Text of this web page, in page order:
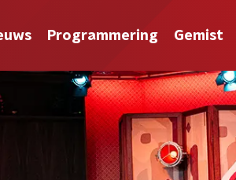
Programmering Gemist